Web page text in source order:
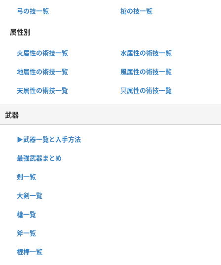
弓の技一覧 槍の技一覧
属性別
火属性の術技一覧 水属性の術技一覧
地属性の術技一覧 風属性の術技一覧
天属性の術技一覧 冥属性の術技一覧
武器
▶︎武器一覧と入手方法
最強武器まとめ
剣一覧
大剣一覧
槍一覧
斧一覧
棍棒一覧